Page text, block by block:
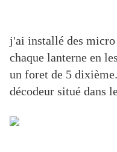
j'ai installé des micro
chaque lanterne en
un foret de 5
décodeur situé dans